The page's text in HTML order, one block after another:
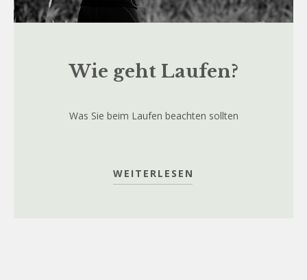
Wie geht Laufen?
Was Sie beim Laufen beachten sollten
WEITERLESEN